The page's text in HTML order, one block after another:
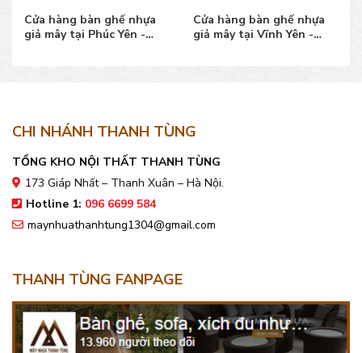
Cửa hàng bàn ghế nhựa
giả mây tại Phúc Yên -
Cửa hàng bàn ghế nhựa
giả mây tại Vĩnh Yên -
CHI NHÁNH THANH TÙNG
TỔNG KHO NỘI THẤT THANH TÙNG
173 Giáp Nhất – Thanh Xuân – Hà Nội.
Hotline 1: 096 6699 584
maynhuathanhtung1304@gmail.com
THANH TÙNG FANPAGE